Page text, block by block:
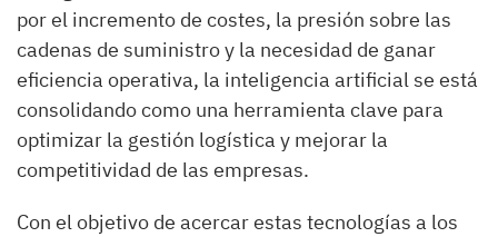
por el incremento de costes, la presión sobre las
cadenas de suministro y la necesidad de ganar
eficiencia operativa, la inteligencia artificial se está
consolidando como una herramienta clave para
optimizar la gestión logística y mejorar la
competitividad de las empresas.
Con el objetivo de acercar estas tecnologías a los